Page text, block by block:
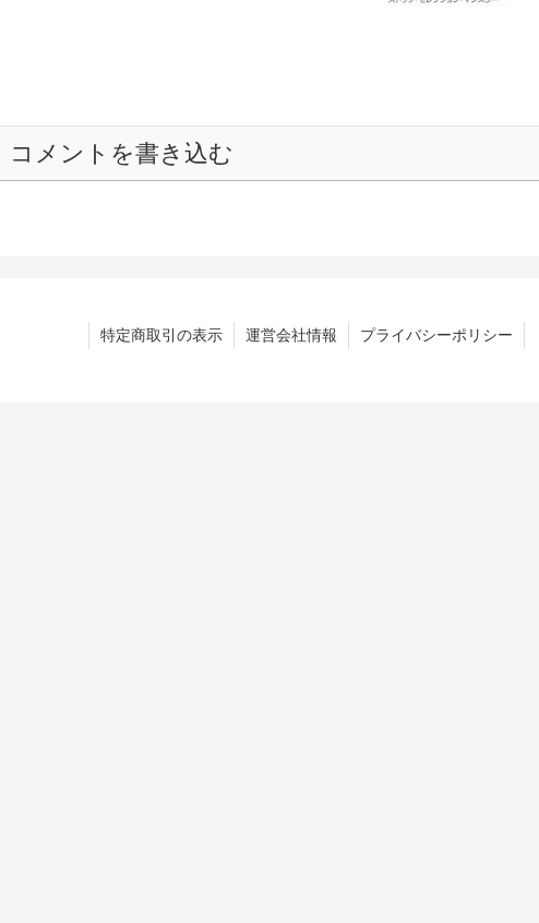
コメントを書き込む
特定商取引の表示 運営会社情報 プライバシーポリシー